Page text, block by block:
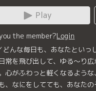
Play
the member?Login
どんな毎日も、あなたといっ
常を飛び出して、ゆる～り
心がふわっと軽くなるよう
、なにをしてても、あなた